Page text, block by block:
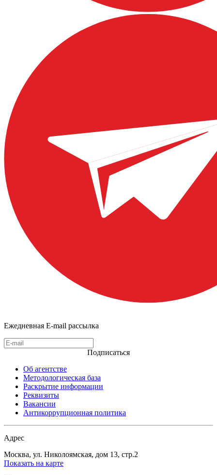
Ежедневная E-mail рассылка
Подписаться
Об агентстве
Методологическая база
Раскрытие информации
Реквизиты
Вакансии
Антикоррупционная политика
Адрес
Москва, ул. Николоямская, дом 13, стр.2
Показать на карте